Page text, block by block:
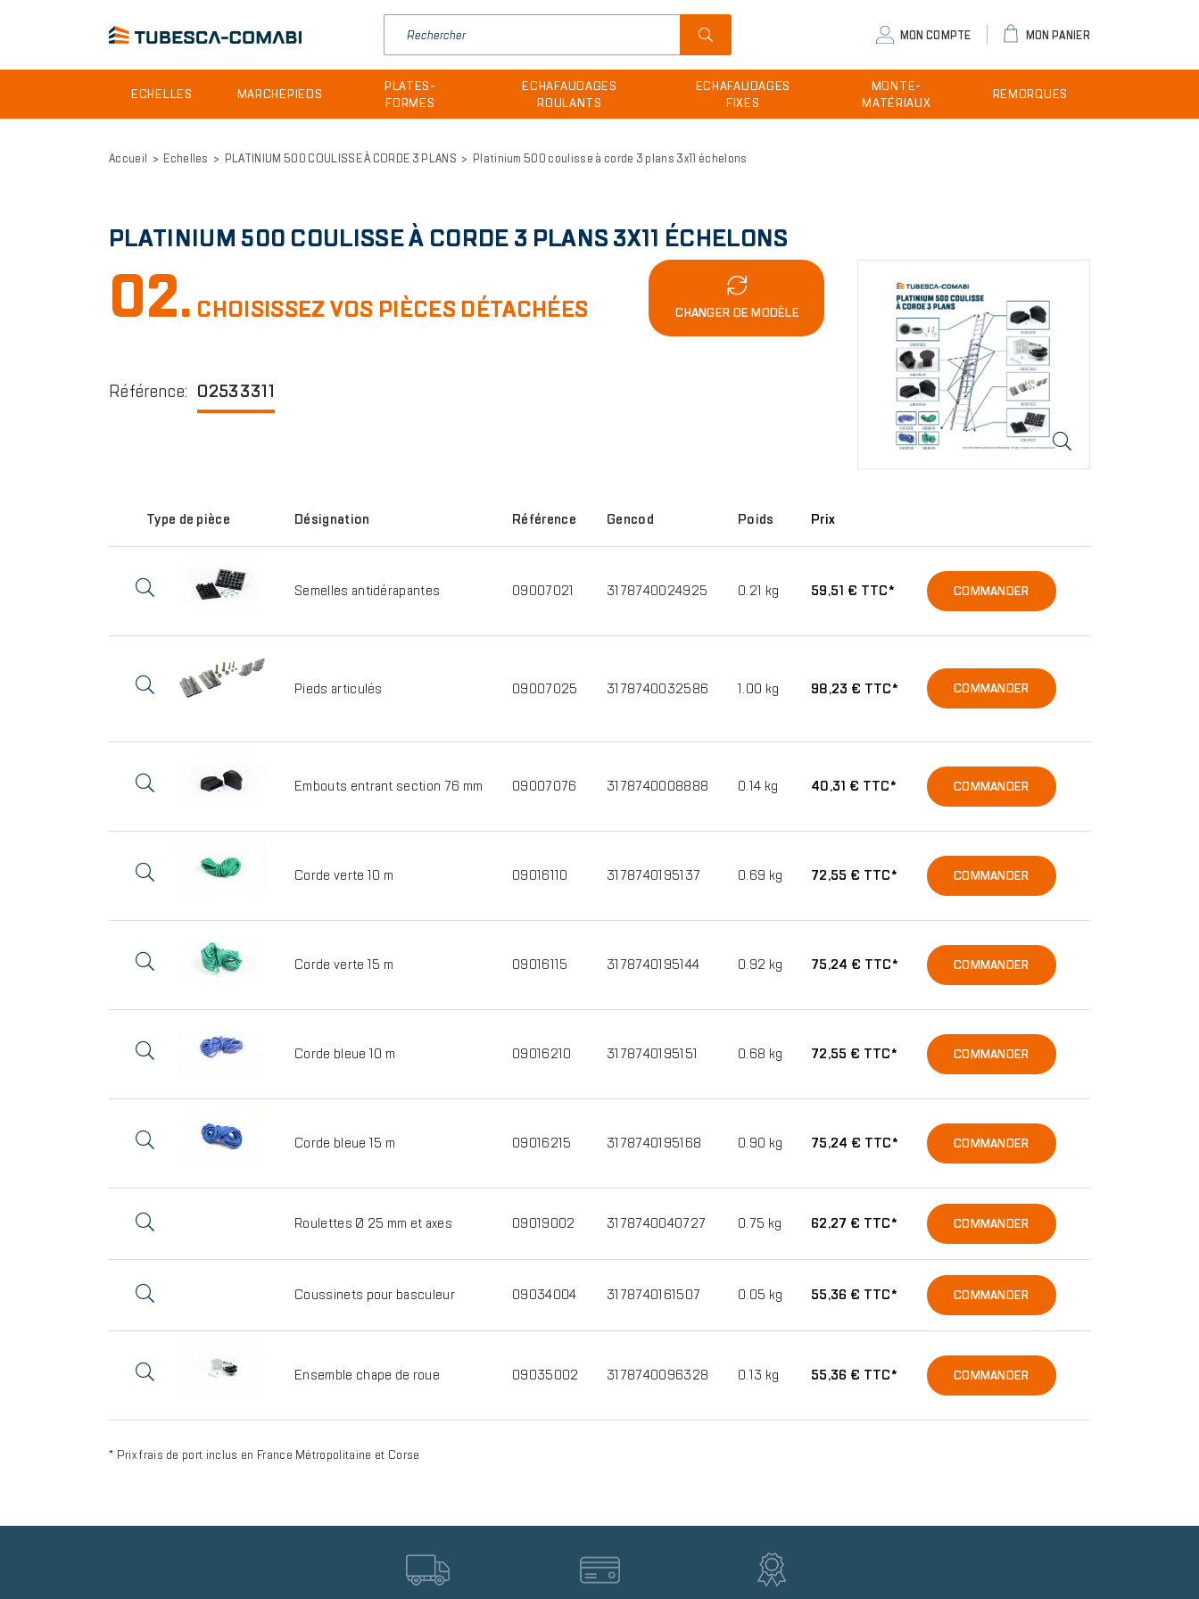
user
menu
MON COMPTE MON PANIER
site
ECHELLES MARCHEPIEDS
PLATES-
FORMES
ECHAFAUDAGES
ROULANTS
ECHAFAUDAGES
FIXES
MONTE-
MATÉRIAUX
REMORQUES
Accueil Echelles PLATINIUM 500 COULISSE À CORDE 3 PLANS Platinium 500 coulisse à corde 3 plans 3x11 échelons
PLATINIUM 500 COULISSE À CORDE 3 PLANS 3X11 ÉCHELONS
02. CHOISISSEZ VOS PIÈCES DÉTACHÉES CHANGER DE MODÈLE
Référence: 02533311
Type de pièce Désignation Référence Gencod Poids Prix
Semelles antidérapantes 09007021 3178740024925 0.21 kg 59,51 € TTC* COMMANDER
Pieds articulés 09007025 3178740032586 1.00 kg 98,23 € TTC* COMMANDER
Embouts entrant section 76 mm 09007076 3178740008888 0.14 kg 40,31 € TTC* COMMANDER
Corde verte 10 m 09016110 3178740195137 0.69 kg 72,55 € TTC* COMMANDER
Corde verte 15 m 09016115 3178740195144 0.92 kg 75,24 € TTC* COMMANDER
Corde bleue 10 m 09016210 3178740195151 0.68 kg 72,55 € TTC* COMMANDER
Corde bleue 15 m 09016215 3178740195168 0.90 kg 75,24 € TTC* COMMANDER
Roulettes Ø 25 mm et axes 09019002 3178740040727 0.75 kg 62,27 € TTC* COMMANDER
Coussinets pour basculeur 09034004 3178740161507 0.05 kg 55,36 € TTC* COMMANDER
Ensemble chape de roue 09035002 3178740096328 0.13 kg 55,36 € TTC* COMMANDER
* Prix frais de port inclus en France Métropolitaine et Corse